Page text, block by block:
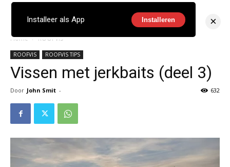
Home ROOFVIS
ROOFVIS ROOFVIS TIPS
Vissen met jerkbaits (deel 3)
Door John Smit - 632
Installeer als App Installeren ×